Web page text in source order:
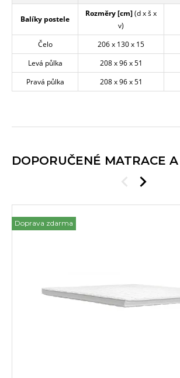
Balíky postele
Rozměry [cm](d x š x
v)
Čelo 206 x 130 x 15
Levá půlka
208 x 96 x 51
Pravá půlka
208 x 96 x 51
DOPORUČENÉ MATRACE
Doprava zdarma